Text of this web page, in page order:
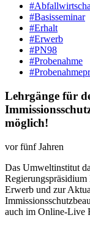
#Basisseminar
#Erhalt
#Erwerb
#PN98
#Probenahme
Lehrgänge für
möglich!
vor fünf Jahren
Das Umweltinstitut
Erwerb und zur
auch im Online-Live